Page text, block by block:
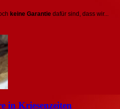
keine Garantie dafür sind, dass wir...
in Kriesenzeiten